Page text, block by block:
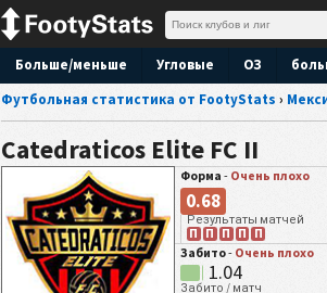
Больше/меньше Угловые ОЗ
Футбольная статистика от FootyStats ›
Catedraticos Elite FC II
Форма - Очень плохо
0.68
Результаты матчей
П П П П П
Забито- Очень плохо
1.04
Забито / матч